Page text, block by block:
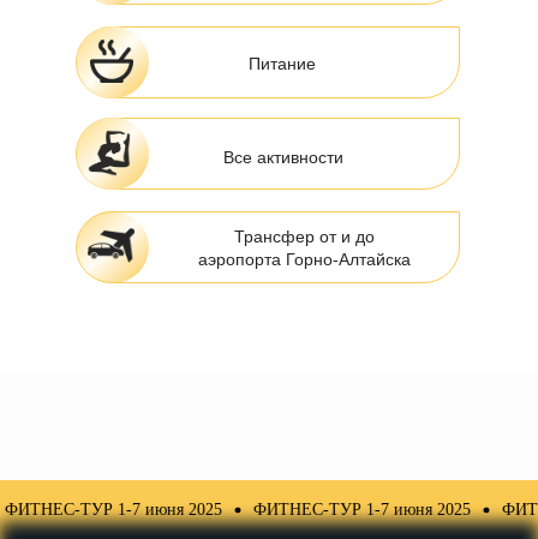
Трансфер от и до
аэропорта Горно-Алтайска
Все активности
Питание
ТУР 1-7 июня 2025 ФИТНЕС-ТУР 1-7 июня 2025